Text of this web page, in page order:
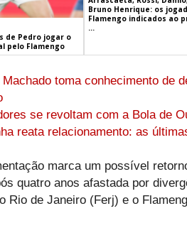
de Pedro jogar o
pelo Flamengo
Bruno Henrique: os
Flamengo indicados ao
...
Machado toma conhecimento de
se revoltam com a Bola de
reata relacionamento: as
marca um possível
quatro anos afastada por
Rio de Janeiro (Ferj) e o